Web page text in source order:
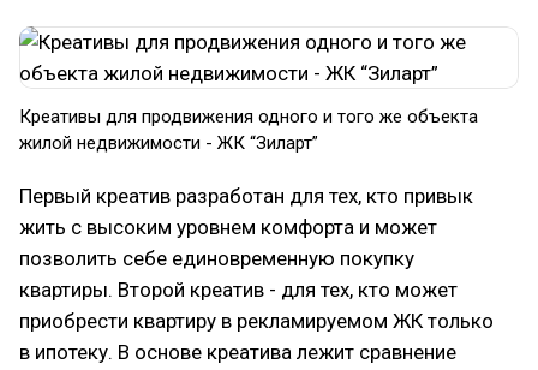
Креативы для продвижения одного и того же объекта
жилой недвижимости - ЖК “Зиларт”
Первый креатив разработан для тех, кто привык
жить с высоким уровнем комфорта и может
позволить себе единовременную покупку
квартиры. Второй креатив - для тех, кто может
приобрести квартиру в рекламируемом ЖК только
в ипотеку. В основе креатива лежит сравнение